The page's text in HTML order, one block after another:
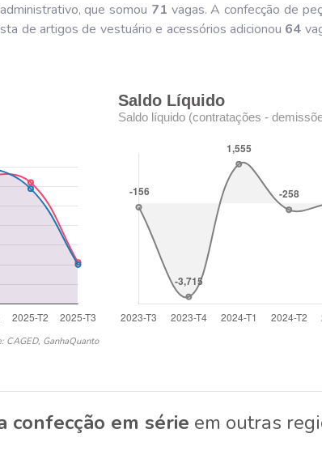
que somou 71 vagas. A confecção de
de artigos de vestuário e acessórios adicionou 64
CAGED, GanhaQuanto
Saldo Líquido
Saldo líquido (contratações -
confecção em série em outras